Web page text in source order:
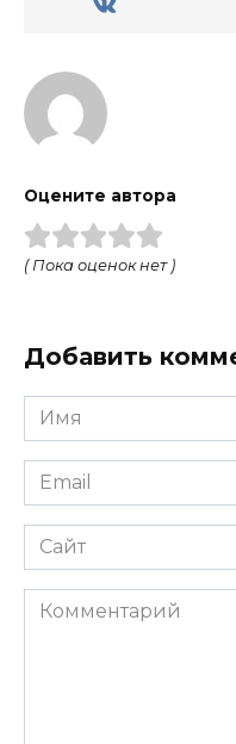
Оцените автора
( Пока оценок нет )
Добавить
Имя
Email
Сайт
Комментарий